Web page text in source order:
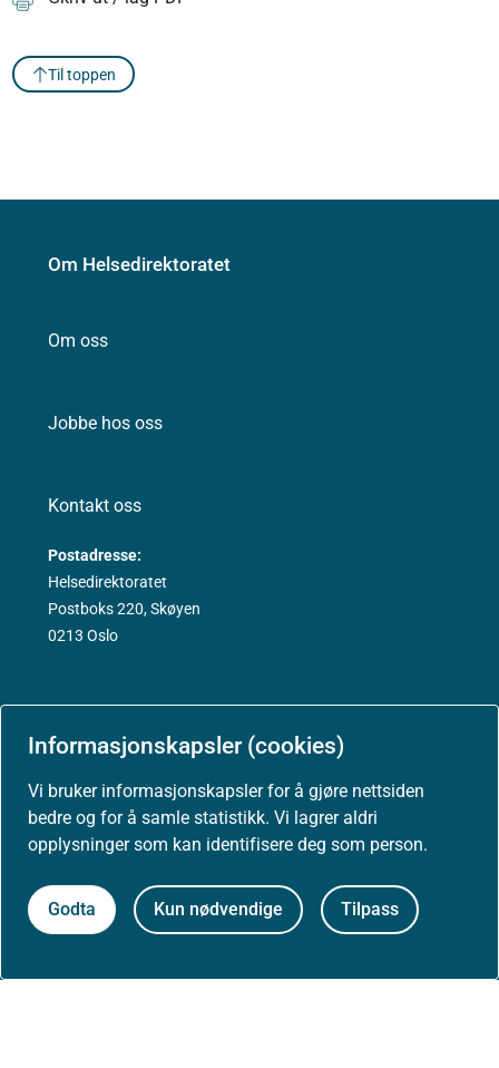
Informasjonskapsler (cookies)
Vi bruker informasjonskapsler for å gjøre nettsiden
bedre og for å samle statistikk. Vi lagrer aldri
opplysninger som kan identifisere deg som person.
Godta Kun nødvendige Tilpass
Til toppen
Om Helsedirektoratet
Om oss
Jobbe hos oss
Kontakt oss
Postadresse:
Helsedirektoratet
Postboks 220, Skøyen
0213 Oslo
Aktuelt
Nyheter
Arrangementer